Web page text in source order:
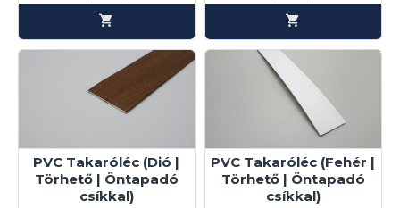
PVC Takaróléc (Dió |
Törhető | Öntapadó
csíkkal)
PVC Takaróléc (Fehér |
Törhető | Öntapadó
csíkkal)